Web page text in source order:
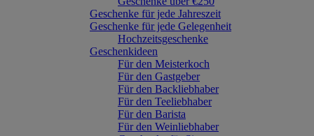
Geschenke für jede Jahreszeit
Geschenke für jede Gelegenheit
Hochzeitsgeschenke
Geschenkideen
Für den Meisterkoch
Für den Gastgeber
Für den Backliebhaber
Für den Teeliebhaber
Für den Barista
Für den Weinliebhaber